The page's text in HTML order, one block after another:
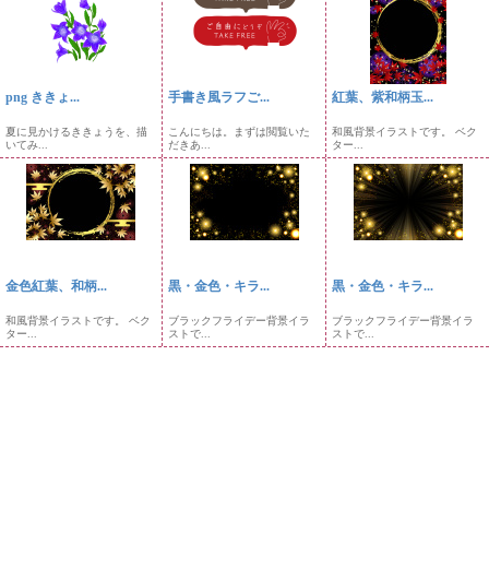
png ききょ...
夏に見かけるききょうを、描
いてみ...
手書き風ラフご...
こんにちは。まずは閲覧いた
だきあ...
紅葉、紫和柄玉...
和風背景イラストです。 ベク
ター...
金色紅葉、和柄...
和風背景イラストです。 ベク
ター...
黒・金色・キラ...
ブラックフライデー背景イラ
ストで...
黒・金色・キラ...
ブラックフライデー背景イラ
ストで...